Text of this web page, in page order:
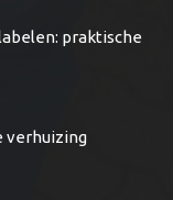
praktische
verhuizing